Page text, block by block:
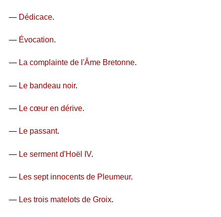
— Dédicace.
— Évocation.
— La complainte de l'Âme Bretonne.
— Le bandeau noir.
— Le cœur en dérive.
— Le passant.
— Le serment d'Hoël IV.
— Les sept innocents de Pleumeur.
— Les trois matelots de Groix.